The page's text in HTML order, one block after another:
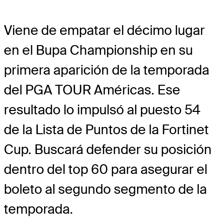
Viene de empatar el décimo lugar
en el Bupa Championship en su
primera aparición de la temporada
del PGA TOUR Américas. Ese
resultado lo impulsó al puesto 54
de la Lista de Puntos de la Fortinet
Cup. Buscará defender su posición
dentro del top 60 para asegurar el
boleto al segundo segmento de la
temporada.